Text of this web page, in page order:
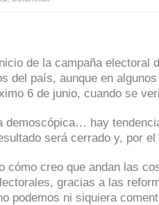
de la campaña electoral
del país, aunque en
6 de junio, cuando se
hay
será cerrado y, por el
creo que andan las
gracias a las
podemos ni siquiera